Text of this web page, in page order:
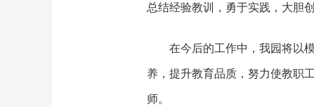
总结经验教训，勇于实践，大胆
在今后的工作中，我园将以
养，提升教育品质，努力使教职
师。